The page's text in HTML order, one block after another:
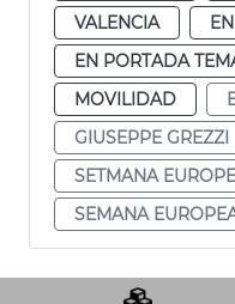
VALENCIA
EN PORTADA
MOVILIDAD
GIUSEPPE GREZZI
SETMANA
SEMANA